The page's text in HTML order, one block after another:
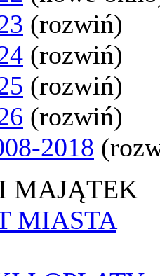
(rozwiń)
(rozwiń)
(rozwiń)
(rozwiń)
2018
MAJĄTEK
MIASTA